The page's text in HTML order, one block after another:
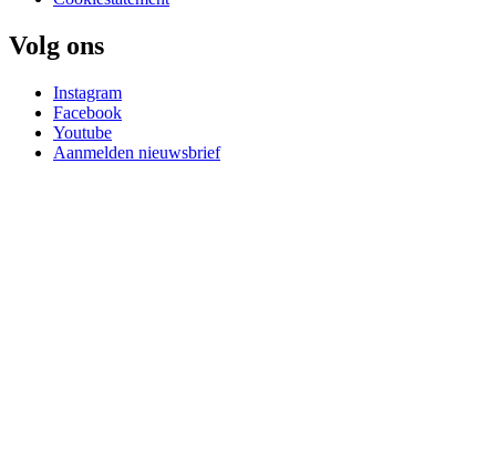
Volg ons
Instagram
Facebook
Youtube
Aanmelden nieuwsbrief